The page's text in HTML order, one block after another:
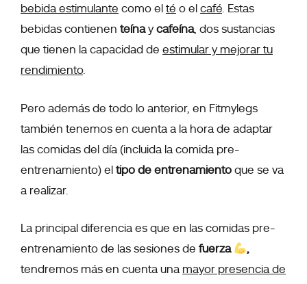
bebida estimulante como el té o el café. Estas
bebidas contienen teínaycafeína, dos sustancias
que tienen la capacidad de estimular y mejorar tu
rendimiento.
Pero además de todo lo anterior, en Fitmylegs
también tenemos en cuenta a la hora de adaptar
las comidas del día (incluida la comida pre-
entrenamiento) el tipo de entrenamiento que se va
a realizar.
La principal diferencia es que en las comidas pre-
entrenamiento de las sesiones de fuerza
,
tendremos más en cuenta una mayor presencia de